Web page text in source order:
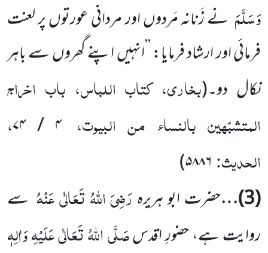
وَسَلَّمَ نے زَنانہ مَردوں اور مردانی عورتوں پر لعنت
فرمائی اور ارشاد فرمایا: ’’انہیں اپنے گھروں سے باہر
نکال دو۔(بخاری، کتاب اللباس، باب اخراج
المتشبّہین بالنساء من البیوت، ۴ / ۷۴
،
الحدیث: ۵۸۸۶)
(3)
…حضرت ابو ہریرہرَضِیَ اللہُ تَعَالٰی عَنْہُ سے
روایت ہے، حضورِ اقدسصَلَّی اللہُ تَعَالٰی عَلَیْہِ وَاٰلِہٖ